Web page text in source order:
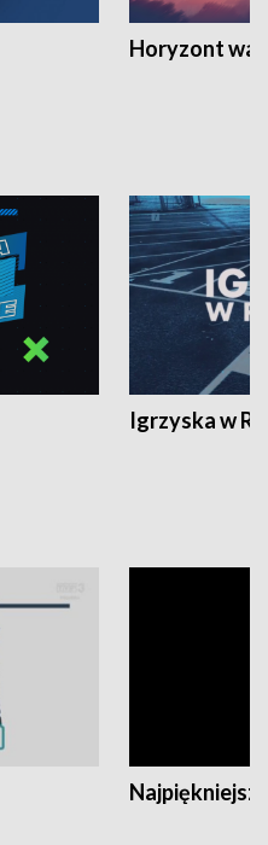
Horyzont
Igrzyska w